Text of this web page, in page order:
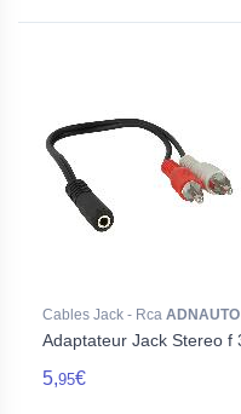
Cables Jack - Rca ADNAUTO
Adaptateur Jack Stereo f
5,95€